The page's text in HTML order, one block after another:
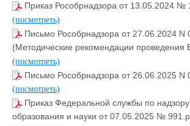
Приказ Рособрнадзора от 13.05.2024 №
(посмотреть)
Письмо Рособрнадзора от 27.06.2024 N
(Методические рекомендации проведения
(посмотреть)
Письмо Рособрнадзора от 26.06.2025 N
(посмотреть)
Приказ Федеральной службы по
образования и науки от 07.05.2025 №